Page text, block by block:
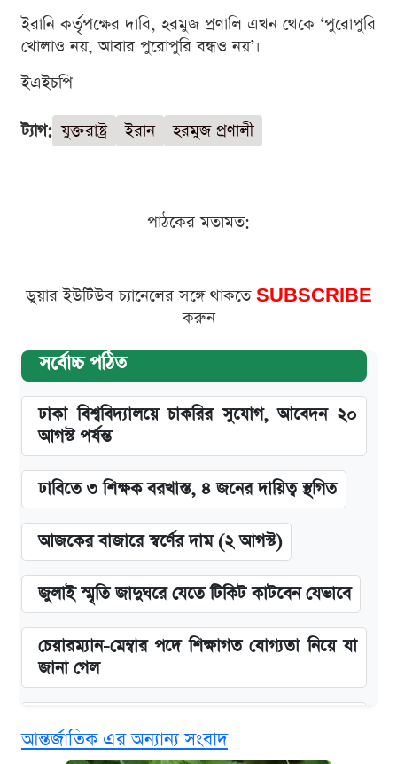
ইরানি কর্তৃপক্ষের দাবি, হরমুজ প্রণালি এখন থেকে ‘পুরোপুরি
খোলাও নয়, আবার পুরোপুরি বন্ধও নয়’।
ইএইচপি
ট্যাগ: যুক্তরাষ্ট্র ইরান হরমুজ প্রণালী
পাঠকের মতামত:
ডুয়ার ইউটিউব চ্যানেলের সঙ্গে থাকতে SUBSCRIBE
করুন
সর্বোচ্চ পঠিত
ঢাকা বিশ্ববিদ্যালয়ে চাকরির সুযোগ, আবেদন ২০
আগস্ট পর্যন্ত
ঢাবিতে ৩ শিক্ষক বরখাস্ত, ৪ জনের দায়িত্ব স্থগিত
আজকের বাজারে স্বর্ণের দাম (২ আগস্ট)
জুলাই স্মৃতি জাদুঘরে যেতে টিকিট কাটবেন যেভাবে
চেয়ারম্যান-মেম্বার পদে শিক্ষাগত যোগ্যতা নিয়ে যা
জানা গেল
ভাতা
আন্তর্জাতিক এর অন্যান্য সংবাদ